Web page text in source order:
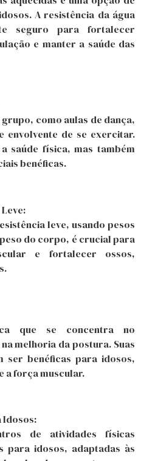
A resistência da água
seguro para fortalecer
e manter a saúde das
como aulas de dança,
envolvente de se exercitar.
saúde física, mas também
benéficas.
leve, usando pesos
do corpo, é crucial para
e fortalecer ossos,
que se concentra no
melhoria da postura. Suas
ser benéficas para idosos,
a força muscular.
Idosos:
de atividades físicas
para idosos, adaptadas às